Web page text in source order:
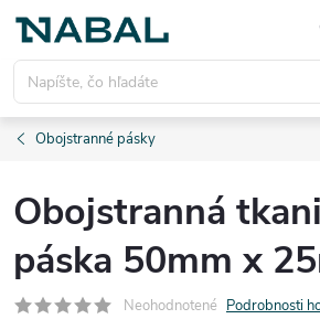
Prejsť
obsah
Obojstranné pásky
Obojstranná
páska 50mm x
Neohodnotené Podrobnosti